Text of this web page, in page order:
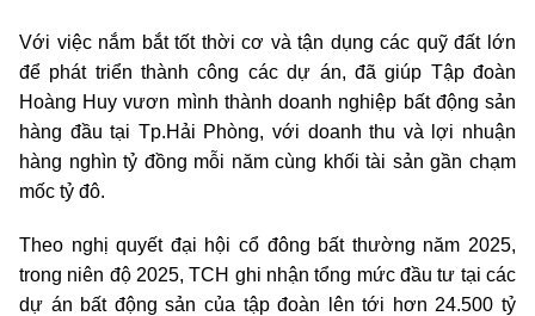
Với việc nắm bắt tốt thời cơ và tận dụng các quỹ đất lớn
để phát triển thành công các dự án, đã giúp Tập đoàn
Hoàng Huy vươn mình thành doanh nghiệp bất động sản
hàng đầu tại Tp.Hải Phòng, với doanh thu và lợi nhuận
hàng nghìn tỷ đồng mỗi năm cùng khối tài sản gần chạm
mốc tỷ đô.
Theo nghị quyết đại hội cổ đông bất thường năm 2025,
trong niên độ 2025, TCH ghi nhận tổng mức đầu tư tại các
dự án bất động sản của tập đoàn lên tới hơn 24.500 tỷ